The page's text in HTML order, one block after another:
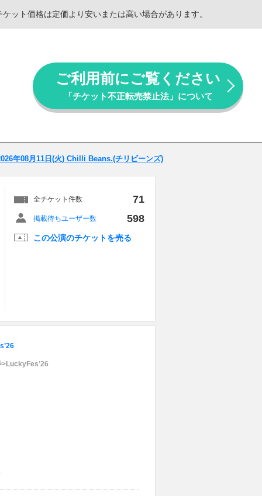
ット価格は定価より安いまたは高い場合があります。
ご利用前にご覧ください
「チケット不正転売禁止法」について
年08月11日(火) Chilli Beans.(チリビーンズ)
全チケット件数 71
掲載待ちユーザー数 598
この公演のチケットを売る